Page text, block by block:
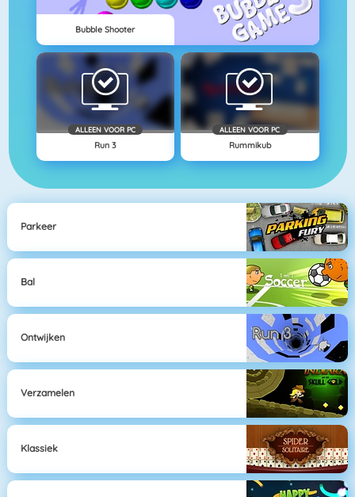
Bubble Shooter
ALLEEN VOOR PC
Run 3
ALLEEN VOOR PC
Rummikub
Parkeer
Bal
Ontwijken
Verzamelen
Klassiek